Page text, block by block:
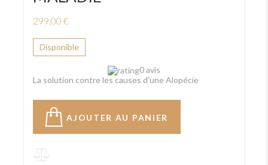
299,00 €
Disponible
0 avis
La solution contre les causes d'une Alopécie
AJOUTER AU PANIER